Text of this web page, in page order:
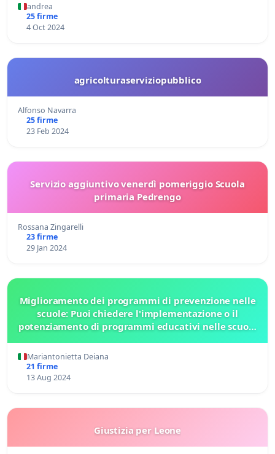
andrea
25 firme
4 Oct 2024
agricolturaserviziopubblico
Alfonso Navarra
25 firme
23 Feb 2024
Servizio aggiuntivo venerdì pomeriggio Scuola
primaria Pedrengo
Rossana Zingarelli
23 firme
29 Jan 2024
Miglioramento dei programmi di prevenzione nelle
scuole: Puoi chiedere l'implementazione o il
potenziamento di programmi educativi nelle scuole
Mariantonietta Deiana
21 firme
13 Aug 2024
Giustizia per Leone